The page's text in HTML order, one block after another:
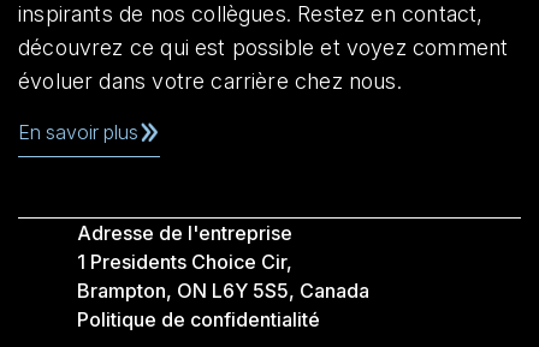
inspirants de nos collègues. Restez en contact,
découvrez ce qui est possible et voyez comment
évoluer dans votre carrière chez nous.
En savoir plus
Adresse de l'entreprise
1 Presidents Choice Cir,
Brampton, ON L6Y 5S5, Canada
Politique de confidentialité